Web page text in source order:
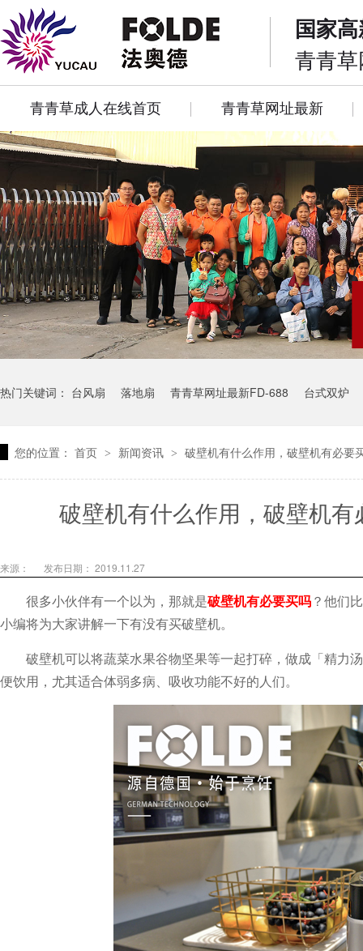
国家
青青
青青草成人在线首页 青青草网址最新
关于青青草成人在线 联系青青草成人在线
热门关键词： 台风扇 落地扇 青青草网址最新FD-688 台式双炉
您的位置： 首页 > 新闻资讯 > 破壁机有什么作用，破壁机有必要
破壁机有什么作用，破壁机
来源： 发布日期： 2019.11.27
很多小伙伴有一个以为，那就是破壁机有必要买吗？他
小编将为大家讲解一下有没有买破壁机。
破壁机可以将蔬菜水果谷物坚果等一起打碎，做成「精力汤
便饮用，尤其适合体弱多病、吸收功能不好的人们。